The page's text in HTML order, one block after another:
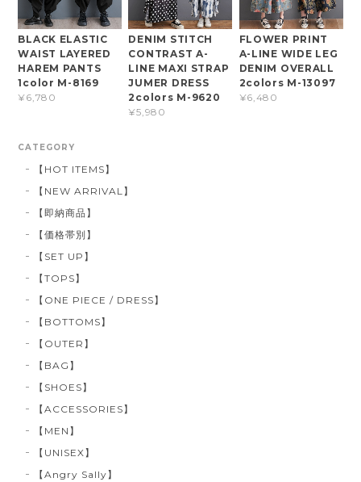
BLACK ELASTIC
WAIST LAYERED
HAREM PANTS
1color M-8169
¥6,780
DENIM STITCH
CONTRAST A-
LINE MAXI STRAP
JUMER DRESS
2colors M-9620
¥5,980
FLOWER PRINT
A-LINE WIDE LEG
DENIM OVERALL
2colors M-13097
¥6,480
CATEGORY
【HOT ITEMS】
【NEW ARRIVAL】
【即納商品】
【価格帯別】
【SET UP】
【TOPS】
【ONE PIECE / DRESS】
【BOTTOMS】
【OUTER】
【BAG】
【SHOES】
【ACCESSORIES】
【MEN】
【UNISEX】
【Angry Sally】